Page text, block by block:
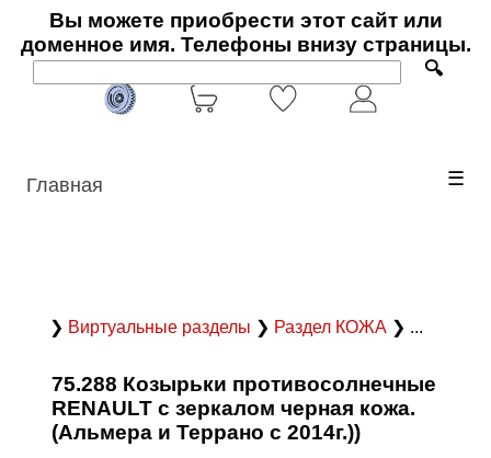
Вы можете приобрести этот сайт или
доменное имя. Телефоны внизу страницы.
🔍
Главная ☰
❯ Виртуальные разделы ❯ Раздел КОЖА ❯ ...
75.288 Козырьки противосолнечные
RENAULT с зеркалом черная кожа.
(Альмера и Террано с 2014г.))